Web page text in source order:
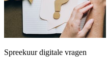
Spreekuur digitale vragen